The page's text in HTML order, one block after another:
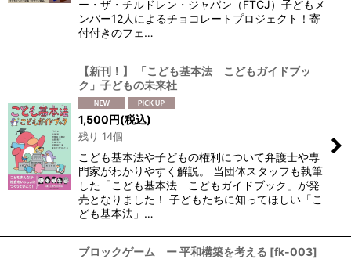
ー・ザ・チルドレン・ジャパン（FTCJ）子どもメ
ンバー12人によるチョコレートプロジェクト！寄
付付きのフェ…
【新刊！】 「こども基本法 こどもガイドブッ
ク」子どもの未来社
1,500円(税込)
残り 14個
こども基本法や子どもの権利について弁護士や専
門家がわかりやすく解説。 当団体スタッフも執筆
した「こども基本法 こどもガイドブック」が発
売となりました！ 子どもたちに知ってほしい「こ
ども基本法」…
ブロックゲーム ー 平和構築を考える [fk-003]